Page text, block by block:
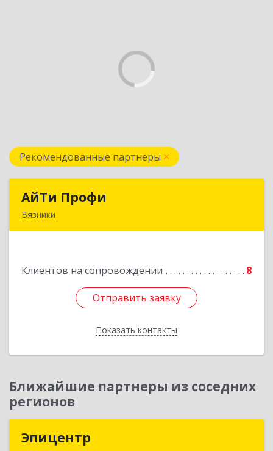
Рекомендованные партнеры
АйТи Профи
Вязники
Клиентов на сопровождении 8
Отправить заявку
Показать контакты
Отправить заявку
Назад
Ближайшие партнеры из соседних
регионов
Эпицентр